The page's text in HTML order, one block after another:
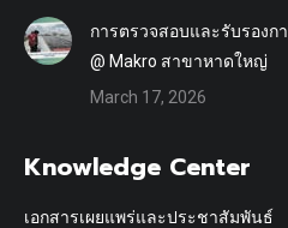
การตรวจสอบและรับรองก
@ Makro สาขาหาดใหญ่
March 17, 2026
Knowledge Center
เอกสารเผยแพร่และประชาสัมพันธ์